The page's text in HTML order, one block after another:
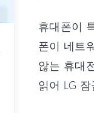
휴대폰이
폰이 네트
않는 휴대
읽어 LG